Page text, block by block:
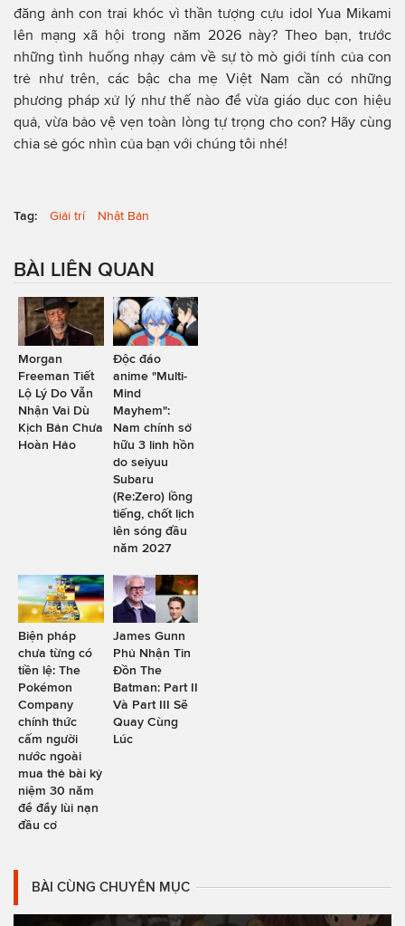
đăng ảnh con trai khóc vì thần tượng cựu idol Yua Mikami
lên mạng xã hội trong năm 2026 này? Theo bạn, trước
những tình huống nhạy cảm về sự tò mò giới tính của con
trẻ như trên, các bậc cha mẹ Việt Nam cần có những
phương pháp xử lý như thế nào để vừa giáo dục con hiệu
quả, vừa bảo vệ vẹn toàn lòng tự trọng cho con? Hãy cùng
chia sẻ góc nhìn của bạn với chúng tôi nhé!
Tag: Giải trí Nhật Bản
BÀI LIÊN QUAN
Morgan
Freeman Tiết
Lộ Lý Do Vẫn
Nhận Vai Dù
Kịch Bản Chưa
Hoàn Hảo
Độc đáo
anime "Multi-
Mind
Mayhem":
Nam chính sở
hữu 3 linh hồn
do seiyuu
Subaru
(Re:Zero) lồng
tiếng, chốt lịch
lên sóng đầu
năm 2027
Biện pháp
chưa từng có
tiền lệ: The
Pokémon
Company
chính thức
cấm người
nước ngoài
mua thẻ bài kỷ
niệm 30 năm
để đẩy lùi nạn
đầu cơ
James Gunn
Phủ Nhận Tin
Đồn The
Batman: Part II
Và Part III Sẽ
Quay Cùng
Lúc
BÀI CÙNG CHUYÊN MỤC